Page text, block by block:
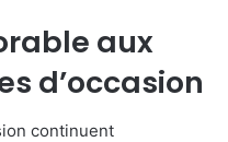
aux
d’occasion
continuent